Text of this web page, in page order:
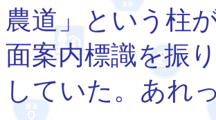
農道」という柱
面案内標識を振
していた。あれ